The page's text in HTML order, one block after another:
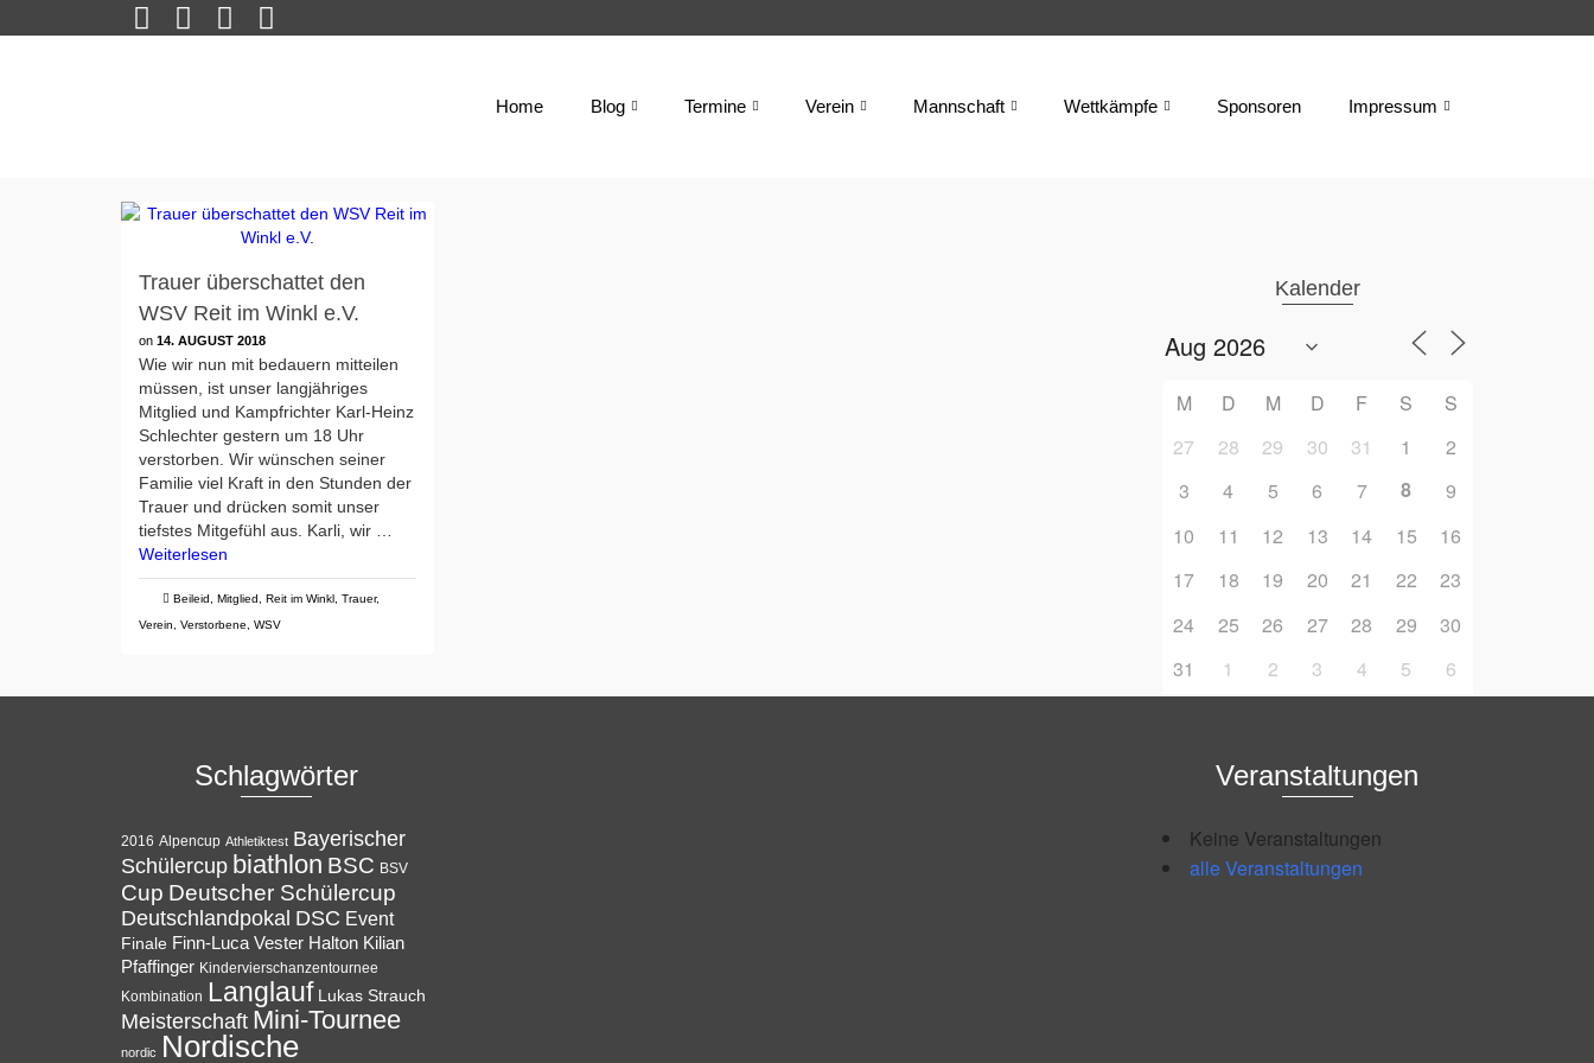
Home Blog Termine Verein Mannschaft Wettkämpfe Sponsoren Impressum
Trauer überschattet den
WSV Reit im Winkl e.V.
on 14. AUGUST 2018
Wie wir nun mit bedauern mitteilen
müssen, ist unser langjähriges
Mitglied und Kampfrichter Karl-Heinz
Schlechter gestern um 18 Uhr
verstorben. Wir wünschen seiner
Familie viel Kraft in den Stunden der
Trauer und drücken somit unser
tiefstes Mitgefühl aus. Karli, wir …
Weiterlesen
Beileid Mitglied Reit im Winkl Trauer,
Verein
Verstorbene WSV
Kalender
M D M D F S
S
27
28 29 30 31 1
2
3
4 5 6 7 8
9
10
11 12 13 14 15
16
17
18 19 20 21 22
23
24
25 26 27 28 29
30
31
1 2 3 4 5 6
Schlagwörter
2016 Alpencup Athletiktest Bayerischer
Schülercup biathlon BSC BSV
Cup Deutscher Schülercup
Deutschlandpokal DSC Event
Finale Finn-Luca Vester Halton Kilian
Pfaffinger Kindervierschanzentournee
Kombination Langlauf Lukas Strauch
Meisterschaft Mini-Tournee
nordic Nordische
Veranstaltungen
Keine Veranstaltungen
alle Veranstaltungen